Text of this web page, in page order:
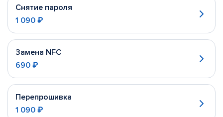
Снятие пароля
1 090 ₽
Замена NFC
690 ₽
Перепрошивка
1 090 ₽